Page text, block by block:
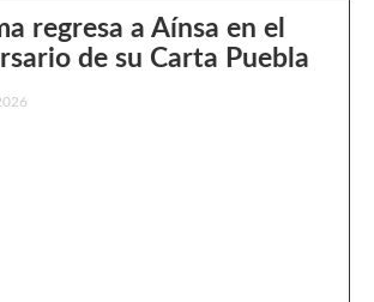
regresa a Aínsa en el
de su Carta Puebla